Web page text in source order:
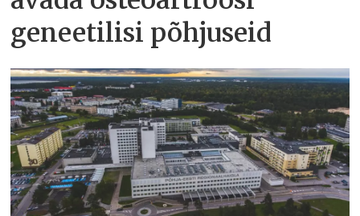
geneetilisi põhjuseid